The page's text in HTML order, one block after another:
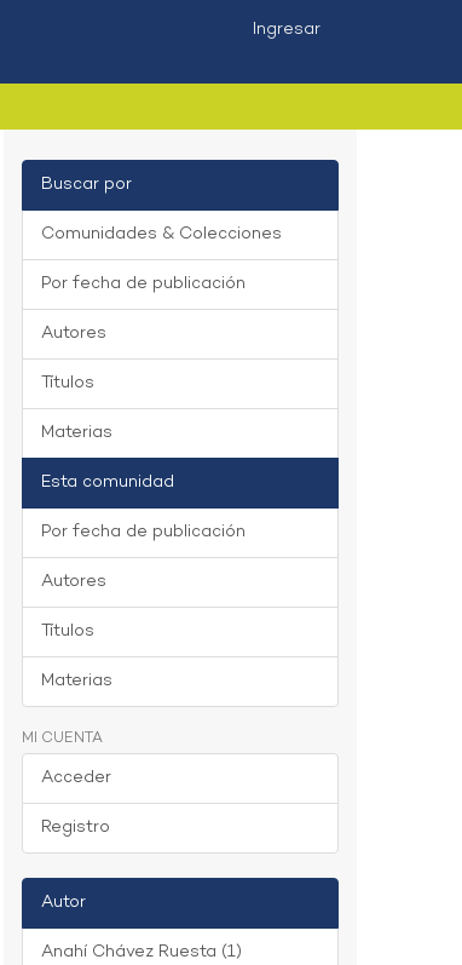
Ingresar
Buscar por
Comunidades & Colecciones
Por fecha de publicación
Autores
Títulos
Materias
Esta comunidad
Por fecha de publicación
Autores
Títulos
Materias
MI CUENTA
Acceder
Registro
Autor
Anahí Chávez Ruesta (1)